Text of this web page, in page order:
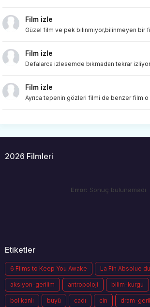
Film izle
Güzel film ve pek bilinmiyor,bilinmeyen bir
Film izle
Defalarca izlesemde bıkmadan tekrar
Film izle
Ayrıca tepenin gözleri filmi de benzer film o
2026 Filmleri
Error: Sonuç bulunamadı
Etiketler
6 Films to Keep You Awake La Fin Absolue
aksiyon-gerilim antropoloji bilim-kurgu
bol kanlı büyü cadı cin dram-